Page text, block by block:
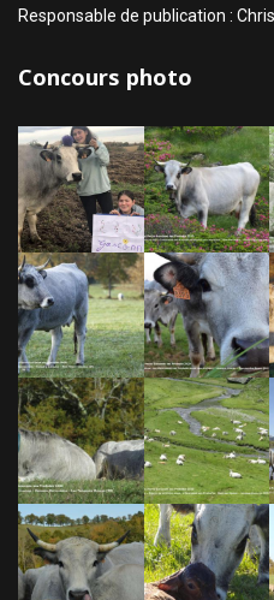
Responsable de publication :
Concours photo